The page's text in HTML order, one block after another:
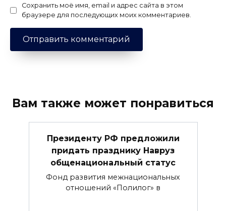
Сохранить моё имя, email и адрес сайта в этом
браузере для последующих моих комментариев.
Вам также может понравиться
Президенту РФ предложили
придать празднику Навруз
общенациональный статус
Фонд развития межнациональных
отношений «Полилог» в